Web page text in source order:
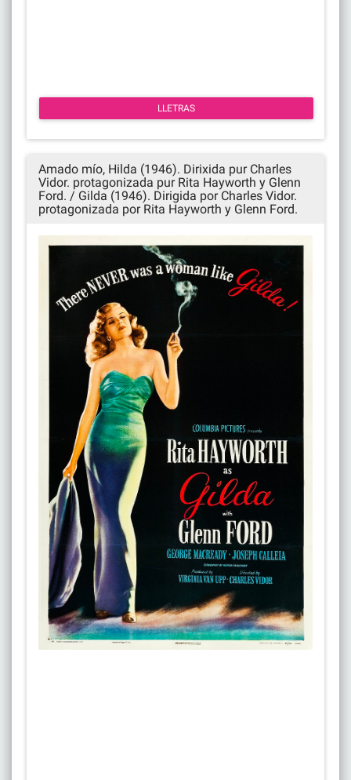
LLETRAS
Amado mío, Hilda (1946). Dirixida pur Charles
Vidor. protagonizada pur Rita Hayworth y Glenn
Ford. / Gilda (1946). Dirigida por Charles Vidor.
protagonizada por Rita Hayworth y Glenn Ford.